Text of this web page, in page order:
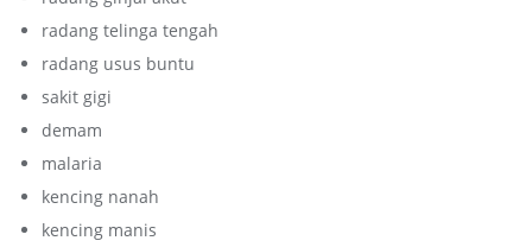
radang telinga tengah
radang usus buntu
sakit gigi
demam
malaria
kencing nanah
kencing manis